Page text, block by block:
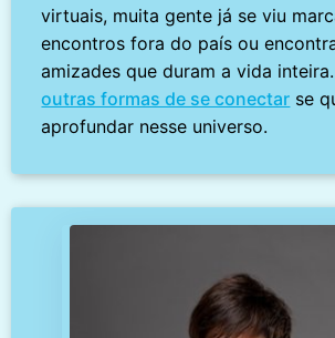
virtuais, muita gente já se viu
encontros fora do país ou
amizades que duram a vida inteira.
outras formas de se conectar se
aprofundar nesse universo.